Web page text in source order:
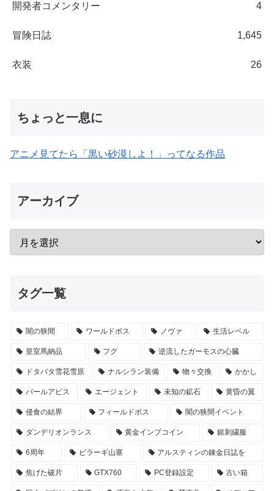
開発者コメンタリー 4
冒険日誌 1,645
衣装 26
ちょっと一息に
アニメ見てたら「黒い砂漠しよ！」ってなる作品
アーカイブ
タグ一覧
闇の狭間 ワールドボス ノヴァ 生活レベル
皇室馬納品 フグ 逆流したガーモスの心臓
ドタバタ雪花雪原 ナルシラン装備 物々交換 かかし
パールアビス エージェント 未知の鉱石 黄昏の翼
侵食の結界 フィールドボス 闇の狭間イベント
ダンデリオンランス 黄金インプコイン 銀刺繍服
6周年 ビラーギ山塞 アルスティンの錬金日誌を
焦げた破片 GTX760 PC登録設定 古い箱